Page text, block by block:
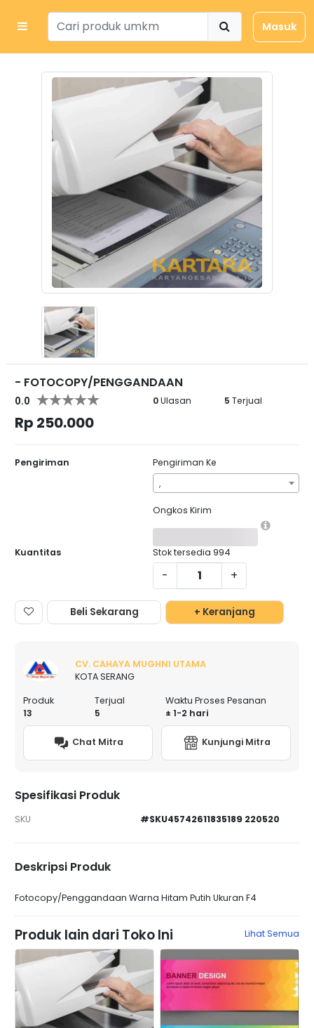
Masuk
- FOTOCOPY/PENGGANDAAN
0.0 0Ulasan 5 Terjual
Rp 250.000
Pengiriman
Pengiriman Ke
,
Ongkos Kirim
Kuantitas Stok tersedia 994
- +
Beli Sekarang + Keranjang
CV. CAHAYA MUGHNI UTAMA
KOTA SERANG
Produk
13
Terjual
5
Waktu Proses Pesanan
± 1-2 hari
Chat Mitra Kunjungi Mitra
Spesifikasi Produk
SKU #SKU45742611835189 220520
Deskripsi Produk
Fotocopy/Penggandaan Warna Hitam Putih Ukuran F4
Produk lain dari Toko Ini Lihat Semua